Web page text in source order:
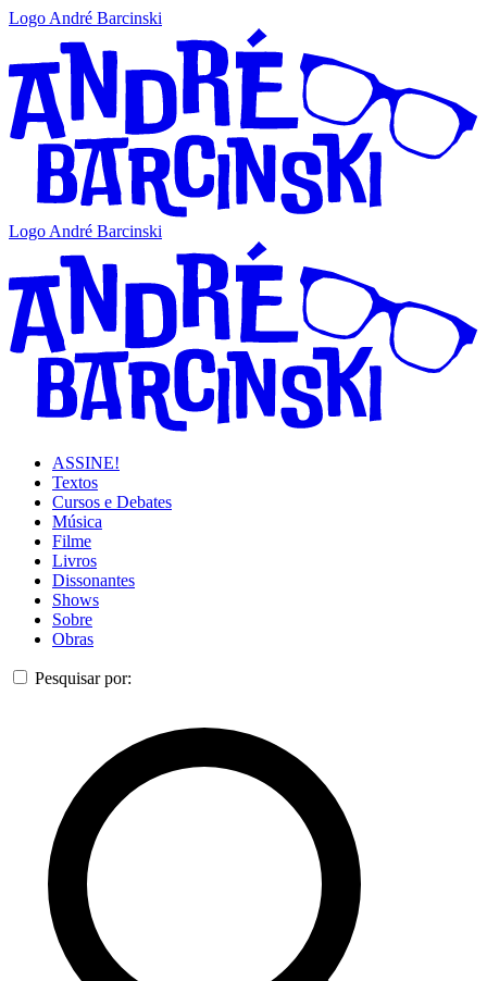
Logo André Barcinski
Logo André Barcinski
ASSINE!
Textos
Cursos e Debates
Música
Filme
Livros
Dissonantes
Shows
Sobre
Obras
Pesquisar por: